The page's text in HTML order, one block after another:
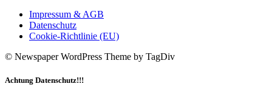
Impressum & AGB
Datenschutz
Cookie-Richtlinie (EU)
© Newspaper WordPress Theme by TagDiv
Achtung Datenschutz!!!